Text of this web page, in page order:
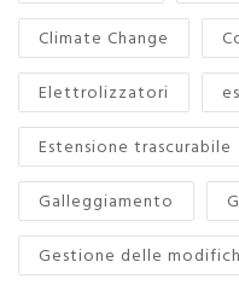
Climate Change
Elettrolizzatori
Estensione trascurabile
Galleggiamento
Gestione delle